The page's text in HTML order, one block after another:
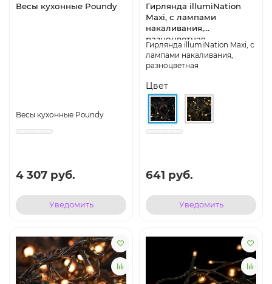
Весы кухонные Poundy
Весы кухонные Poundy
4 307 руб.
Уведомить
Гирлянда illumiNation
Maxi, с лампами
накаливания,
разноцветная
Гирлянда illumiNation Maxi, с
лампами накаливания,
разноцветная
Цвет
641 руб.
Уведомить